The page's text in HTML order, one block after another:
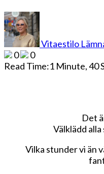
Vitaestilo
0
0
Read Time:1 Minute, 40
Det
Välklädd
Vilka stunder vi än